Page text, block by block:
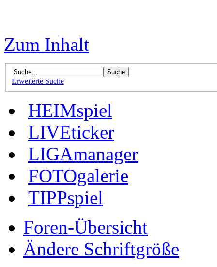
Zum Inhalt
Erweiterte Suche
HEIMspiel
LIVEticker
LIGAmanager
FOTOgalerie
TIPPspiel
Foren-Übersicht
Ändere Schriftgröße